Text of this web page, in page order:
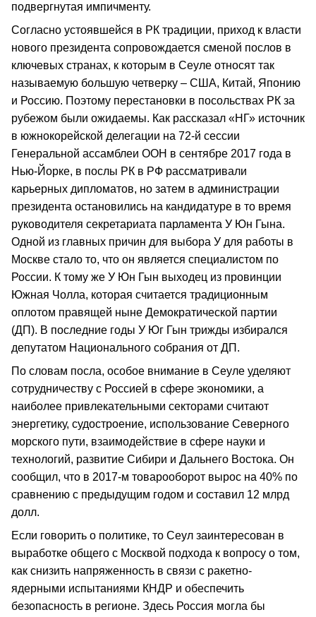
подвергнутая импичменту.
Согласно устоявшейся в РК традиции, приход к власти
нового президента сопровождается сменой послов в
ключевых странах, к которым в Сеуле относят так
называемую большую четверку – США, Китай, Японию
и Россию. Поэтому перестановки в посольствах РК за
рубежом были ожидаемы. Как рассказал «НГ» источник
в южнокорейской делегации на 72-й сессии
Генеральной ассамблеи ООН в сентябре 2017 года в
Нью-Йорке, в послы РК в РФ рассматривали
карьерных дипломатов, но затем в администрации
президента остановились на кандидатуре в то время
руководителя секретариата парламента У Юн Гына.
Одной из главных причин для выбора У для работы в
Москве стало то, что он является специалистом по
России. К тому же У Юн Гын выходец из провинции
Южная Чолла, которая считается традиционным
оплотом правящей ныне Демократической партии
(ДП). В последние годы У Юг Гын трижды избирался
депутатом Национального собрания от ДП.
По словам посла, особое внимание в Сеуле уделяют
сотрудничеству с Россией в сфере экономики, а
наиболее привлекательными секторами считают
энергетику, судостроение, использование Северного
морского пути, взаимодействие в сфере науки и
технологий, развитие Сибири и Дальнего Востока. Он
сообщил, что в 2017-м товарооборот вырос на 40% по
сравнению с предыдущим годом и составил 12 млрд
долл.
Если говорить о политике, то Сеул заинтересован в
выработке общего с Москвой подхода к вопросу о том,
как снизить напряженность в связи с ракетно-
ядерными испытаниями КНДР и обеспечить
безопасность в регионе. Здесь Россия могла бы